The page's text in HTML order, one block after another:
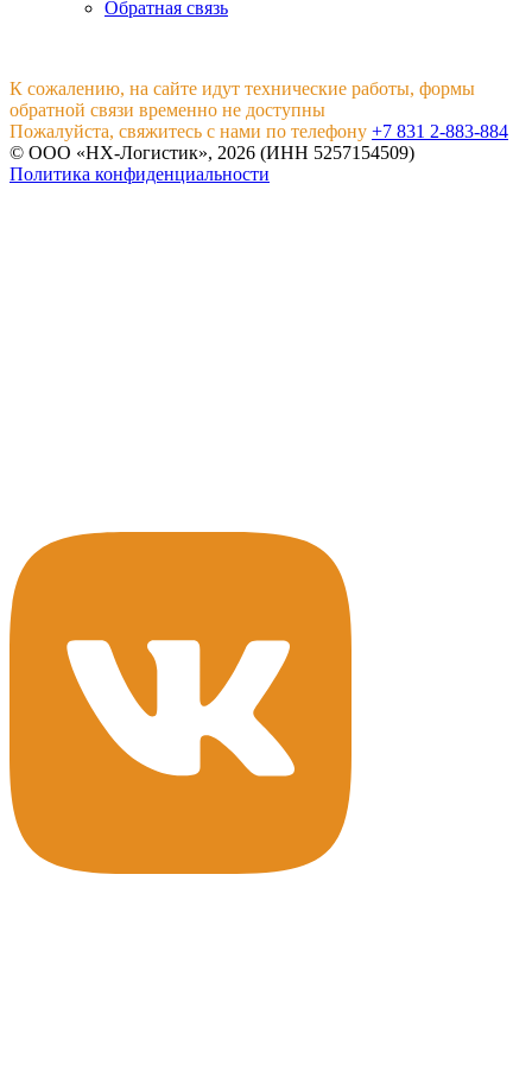
Обратная связь
К сожалению, на сайте идут технические работы, формы
обратной связи временно не доступны
Пожалуйста, свяжитесь с нами по телефону +7 831 2-883-884
© ООО «НХ-Логистик», 2026 (ИНН 5257154509)
Политика конфиденциальности